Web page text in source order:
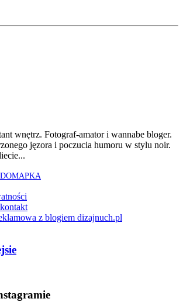
wnętrz. Fotograf-amator i wannabe bloger.
jęzora i poczucia humoru w stylu noir.
z blogiem dizajnuch.pl